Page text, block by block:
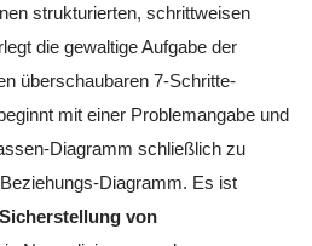
strukturierten, schrittweisen
die gewaltige Aufgabe der
überschaubaren 7-Schritte-
mit einer Problemangabe und
Diagramm schließlich zu
Diagramm. Es ist
von